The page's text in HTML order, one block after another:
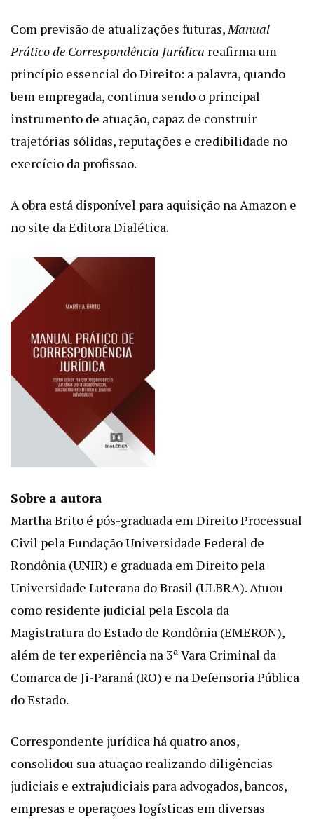
Com previsão de atualizações futuras, Manual
Prático de Correspondência Jurídica reafirma um
princípio essencial do Direito: a palavra, quando
bem empregada, continua sendo o principal
instrumento de atuação, capaz de construir
trajetórias sólidas, reputações e credibilidade no
exercício da profissão.
A obra está disponível para aquisição na Amazon e
no site da Editora Dialética.
Sobre a autora
Martha Brito é pós-graduada em Direito Processual
Civil pela Fundação Universidade Federal de
Rondônia (UNIR) e graduada em Direito pela
Universidade Luterana do Brasil (ULBRA). Atuou
como residente judicial pela Escola da
Magistratura do Estado de Rondônia (EMERON),
além de ter experiência na 3ª Vara Criminal da
Comarca de Ji-Paraná (RO) e na Defensoria Pública
do Estado.
Correspondente jurídica há quatro anos,
consolidou sua atuação realizando diligências
judiciais e extrajudiciais para advogados, bancos,
empresas e operações logísticas em diversas